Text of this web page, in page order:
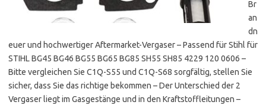
Br
an
dn
euer und hochwertiger Aftermarket-Vergaser – Passend für Stihl für
STIHL BG45 BG46 BG55 BG65 BG85 SH55 SH85 4229 120 0606 –
Bitte vergleichen Sie C1Q-S55 und C1Q-S68 sorgfältig, stellen Sie
sicher, dass Sie das richtige bekommen – Der Unterschied der 2
Vergaser liegt im Gasgestänge und in den Kraftstoffleitungen –